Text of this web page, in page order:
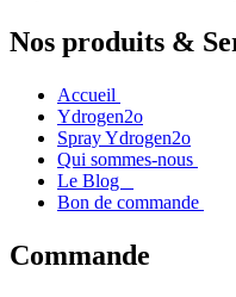
Nos produits &
Accueil
Ydrogen2o
Spray Ydrogen2o
Qui sommes-nous
Le Blog
Bon de commande
Commande